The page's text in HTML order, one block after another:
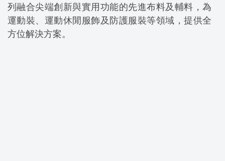
列融合尖端創新與實用功能的先進布料及輔料，為
運動裝、運動休閒服飾及防護服裝等領域，提供全
方位解決方案。